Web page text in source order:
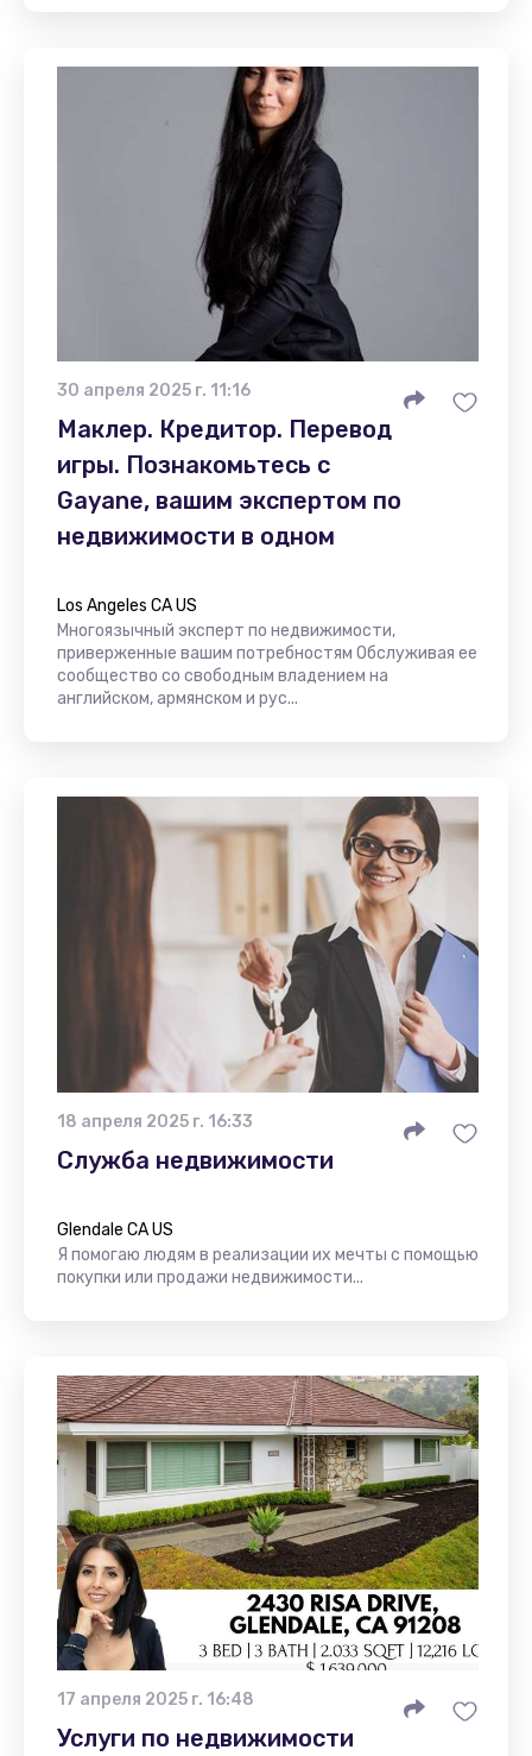
30 апреля 2025 г. 11:16
Маклер. Кредитор. Перевод
игры. Познакомьтесь с
Gayane, вашим экспертом по
недвижимости в одном
Los Angeles CA US
Многоязычный эксперт по недвижимости,
приверженные вашим потребностям Обслуживая ее
сообщество со свободным владением на
английском, армянском и рус...
18 апреля 2025 г. 16:33
Служба недвижимости
Glendale CA US
Я помогаю людям в реализации их мечты с помощью
покупки или продажи недвижимости...
17 апреля 2025 г. 16:48
Услуги по недвижимости